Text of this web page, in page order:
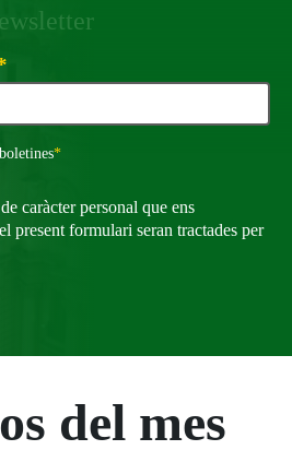
*Obligatori
caràcter personal que ens
present formulari seran tractades per
del mes